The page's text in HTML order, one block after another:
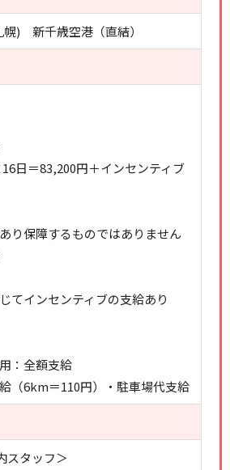
) 新千歳空港（直結）
日＝83,200円＋インセンティブ
り保障するものではありません
てインセンティブの支給あり
：全額支給
（6km＝110円）・駐車場代支給
スタッフ＞